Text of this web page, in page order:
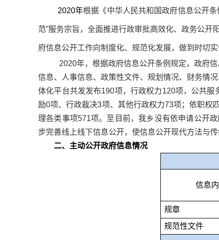
2020年根据《中华人民共和国政府信息公开条
范”服务宗旨，全面推进行政审批高效化、政务公开
府信息公开工作向制度化、规范化发展，做到时切
2020年，根据政府信息公开条例规定，政府
信息、人事信息、政策性文件、规划情况、财务情
体化平台共发发布190项，行政权力120项，公共
励0项、行政裁决3项、其他行政权力73项；依职权
理各类事项571项。至目前，我乡没有依申请公开
步完善线上线下信息公开，使信息公开现代方法与
二、主动公开政府信息情况
信息
规章
规范性文件